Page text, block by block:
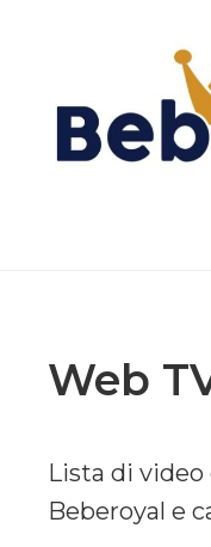
Web
Lista di
Beberoyal e